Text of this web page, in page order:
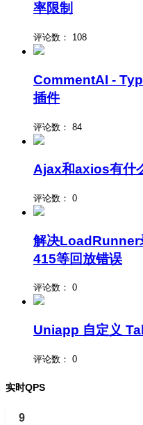
率限制
评论数： 108
CommentAI -
插件
评论数： 84
Ajax和axios有什
评论数： 0
解决LoadRunner
415等回放错误
评论数： 0
Uniapp 自定义
评论数： 0
实时QPS
9